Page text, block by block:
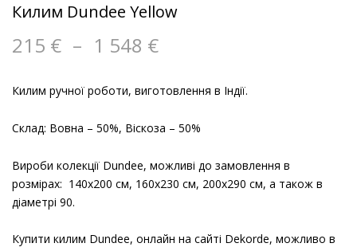
Килим Dundee Yellow
215 € – 1 548 €
Килим ручної роботи, виготовлення в Індії.
Склад: Вовна – 50%, Віскоза – 50%
Вироби колекції Dundee, можливі до замовлення в
розмірах: 140х200 см, 160х230 см, 200х290 см, а також в
діаметрі 90.
Купити килим Dundee, онлайн на сайті Dekorde, можливо в